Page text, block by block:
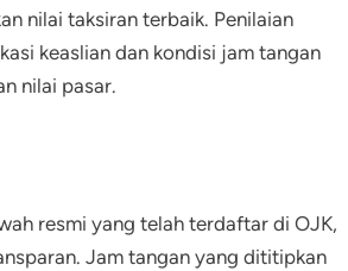
nilai taksiran terbaik. Penilaian
keaslian dan kondisi jam tangan
nilai pasar.
resmi yang telah terdaftar di OJK,
Jam tangan yang dititipkan